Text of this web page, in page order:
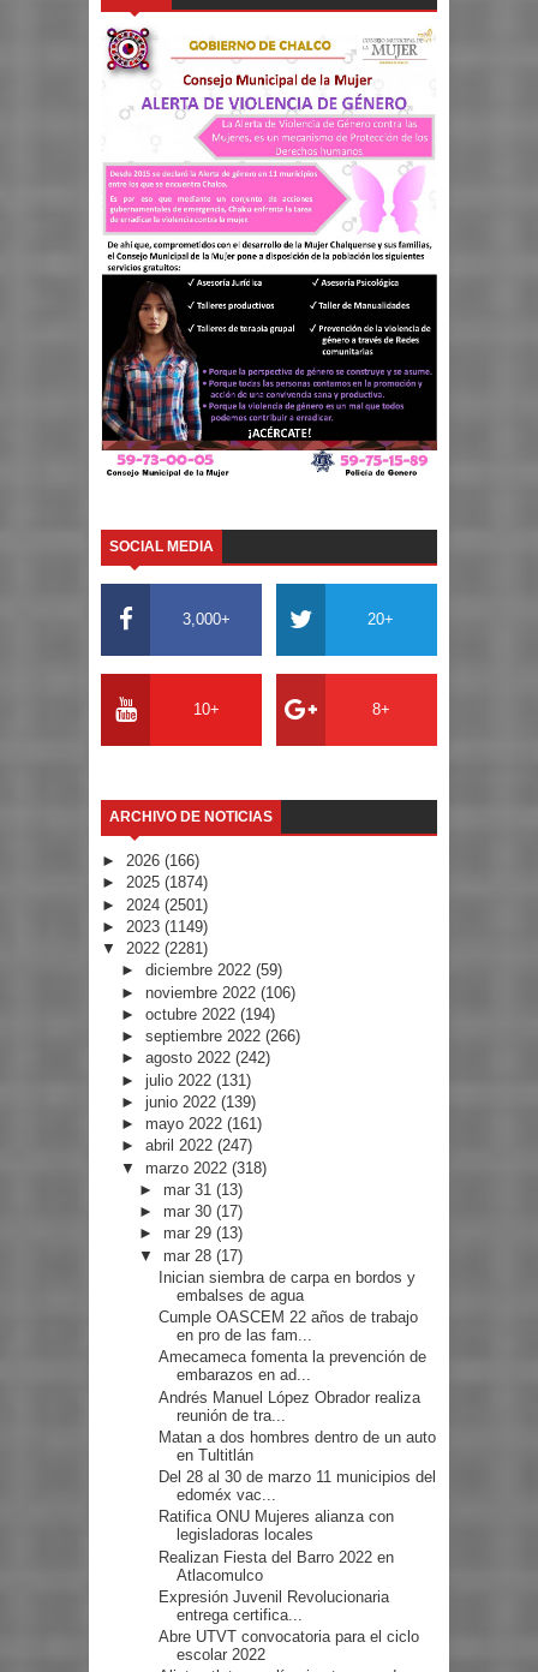
SOCIAL MEDIA
3,000+ 20+
10+ 8+
ARCHIVO DE NOTICIAS
► 2026 (166)
► 2025 (1874)
► 2024 (2501)
► 2023 (1149)
▼ 2022 (2281)
► diciembre 2022 (59)
► noviembre 2022 (106)
► octubre 2022 (194)
► septiembre 2022 (266)
► agosto 2022 (242)
► julio 2022 (131)
► junio 2022 (139)
► mayo 2022 (161)
► abril 2022 (247)
▼ marzo 2022 (318)
► mar 31(13)
► mar 30(17)
► mar 29(13)
▼ mar 28(17)
Inician siembra de carpa en bordos y
embalses de agua
Cumple OASCEM 22 años de trabajo
en pro de las fam...
Amecameca fomenta la prevención de
embarazos en ad...
Andrés Manuel López Obrador realiza
reunión de tra...
Matan a dos hombres dentro de un auto
en Tultitlán
Del 28 al 30 de marzo 11 municipios del
edoméx vac...
Ratifica ONU Mujeres alianza con
legisladoras locales
Realizan Fiesta del Barro 2022 en
Atlacomulco
Expresión Juvenil Revolucionaria
entrega certifica...
Abre UTVT convocatoria para el ciclo
escolar 2022